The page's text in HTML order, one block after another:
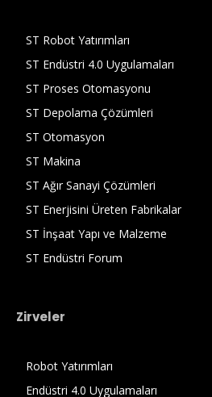
ST Robot Yatırımları
ST Endüstri 4.0 Uygulamaları
ST Proses Otomasyonu
ST Depolama Çözümleri
ST Otomasyon
ST Makina
ST Ağır Sanayi Çözümleri
ST Enerjisini Üreten Fabrikalar
ST İnşaat Yapı ve Malzeme
ST Endüstri Forum
Zirveler
Robot Yatırımları
Endüstri 4.0 Uygulamaları